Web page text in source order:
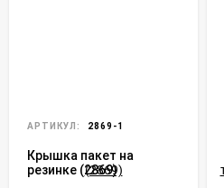
АРТИКУЛ: 2869-1
Крышка пакет на
резинке (2869)